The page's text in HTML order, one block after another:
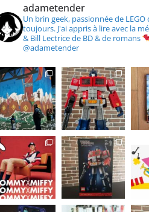
adametender
Un brin geek, passionnée de LEGO
toujours. J'ai appris à lire avec la
& Bill Lectrice de BD & de romans
@adametender